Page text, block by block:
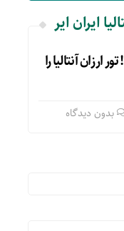
ایران ایر
ارزان آنتالیا را
بدون دیدگاه